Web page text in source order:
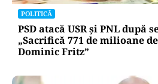
POLITICĂ
PSD atacă USR și PNL după
„Sacrifică 771 de milioane
Dominic Fritz”